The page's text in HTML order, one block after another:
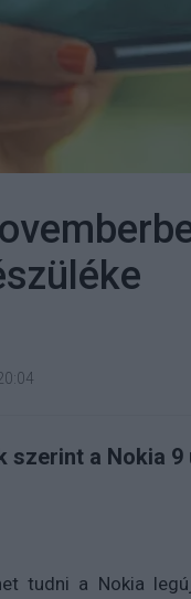
szerint a Nokia
tudni a Nokia